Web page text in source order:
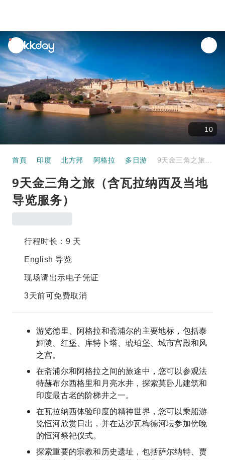
unread
notifications
10
首頁 印度 北方邦 阿格拉 多日游
9天金三角之旅（含瓦拉纳西及当地
导览服务）
行程时长：9 天
English 导览
现场请出示电子凭证
3天前可免费取消
游览德里、阿格拉和斋浦尔的主要地标，包括泰
姬陵、红堡、库特卜塔、琥珀堡、城市宫殿和风
之宫。
在斋浦尔和阿格拉之间的旅途中，您可以参观法
特赫布尔西格里和月亮水井，探索莫卧儿建筑和
印度最古老的阶梯井之一。
在瓦拉纳西体验印度的精神世界，您可以乘船游
览恒河欣赏日出，并在达沙瓦梅德河坛参加傍晚
的恒河祭祀仪式。
探索重要的宗教和历史遗址，包括萨尔纳特、贾